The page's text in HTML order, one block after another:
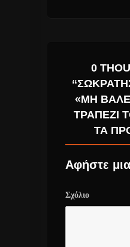
0
«ΜΗ
ΤΡΑΠΈΖΙ
ΤΑ
Αφήστε
Σχόλιο